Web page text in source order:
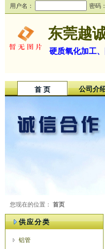
用户名： 密码：
东莞越
硬质氧化加工
首 页 公司介
您现在的位置： 首页
供应分类
铝管